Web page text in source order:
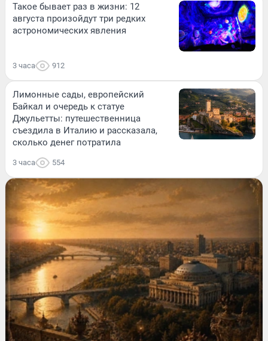
Такое бывает раз в жизни: 12
августа произойдут три редких
астрономических явления
3 часа 912
Лимонные сады, европейский
Байкал и очередь к статуе
Джульетты: путешественница
съездила в Италию и рассказала,
сколько денег потратила
3 часа 554